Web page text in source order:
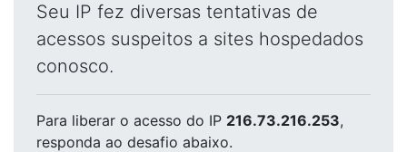
Seu IP fez diversas tentativas de
acessos suspeitos a sites hospedados
conosco.
Para liberar o acesso do IP 216.73.216.253,
responda ao desafio abaixo.